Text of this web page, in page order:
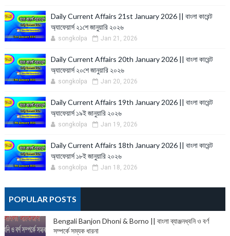
Daily Current Affairs 21st January 2026 || বাংলা কারেন্ট
অ্যাফেয়ার্স ২১শে জানুয়ারি ২০২৬
songkolpa Jan 21, 2026
Daily Current Affairs 20th January 2026 || বাংলা কারেন্ট
অ্যাফেয়ার্স ২০শে জানুয়ারি ২০২৬
songkolpa Jan 20, 2026
Daily Current Affairs 19th January 2026 || বাংলা কারেন্ট
অ্যাফেয়ার্স ১৯ই জানুয়ারি ২০২৬
songkolpa Jan 19, 2026
Daily Current Affairs 18th January 2026 || বাংলা কারেন্ট
অ্যাফেয়ার্স ১৮ই জানুয়ারি ২০২৬
songkolpa Jan 18, 2026
POPULAR POSTS
Bengali Banjon Dhoni & Borno || বাংলা ব্যাঞ্জনধ্বনি ও বর্ণ
সম্পর্কে সম্যক ধারনা